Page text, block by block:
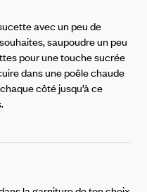
avec un peu de
saupoudre un peu
pour une touche sucrée
dans une poêle chaude
côté jusqu’à ce